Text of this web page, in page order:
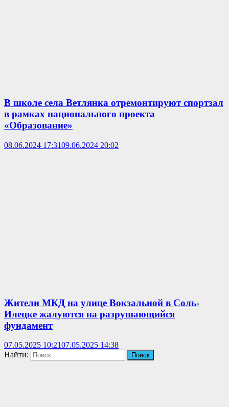
В школе села Ветлянка отремонтируют спортзал
в рамках национального проекта
«Образование»
08.06.2024 17:3109.06.2024 20:02
Жители МКД на улице Вокзальной в Соль-
Илецке жалуются на разрушающийся
фундамент
07.05.2025 10:2107.05.2025 14:38
Найти: